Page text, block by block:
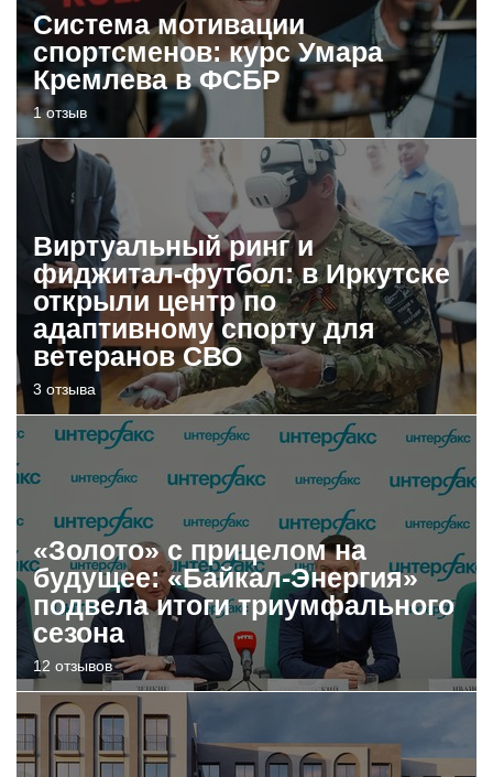
Система мотивации
спортсменов: курс Умара
Кремлева в ФСБР
1 отзыв
Виртуальный ринг и
фиджитал-футбол: в Иркутске
открыли центр по
адаптивному спорту для
ветеранов СВО
3 отзыва
«Золото» с прицелом на
будущее: «Байкал-Энергия»
подвела итоги триумфального
сезона
12 отзывов